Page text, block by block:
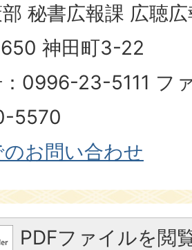
秘書広報課 広聴
神田町3-22
：0996-23-5111 フ
5570
お問い合わせ
PDFファイルを閲